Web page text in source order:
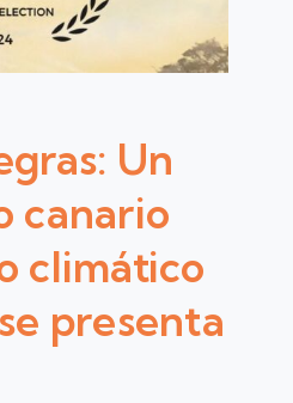
Un
canario
climático
presenta